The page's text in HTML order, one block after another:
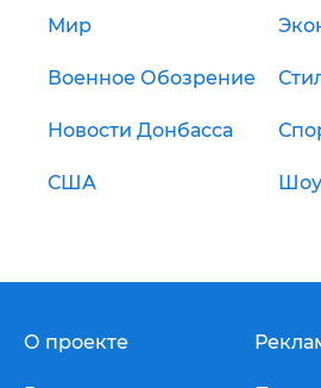
Мир
Военное Обозрение
Новости Донбасса
США
О проекте